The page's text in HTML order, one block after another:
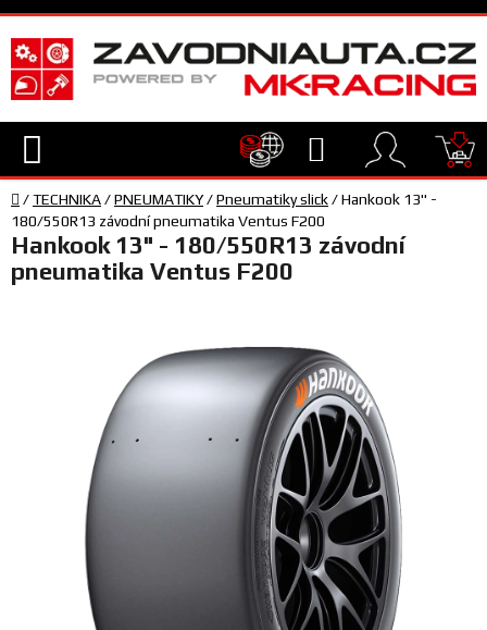
Přejít
na
obsah
Hledat
TECHNIKA
VYBAVENÍ
SERVIS
FANOUŠCI
Domů
/TECHNIKA/PNEUMATIKY/Pneumatiky slick/Hankook 13" -
180/550R13 závodní pneumatika Ventus F200
Hankook 13" - 180/550R13 závodní
pneumatika Ventus F200